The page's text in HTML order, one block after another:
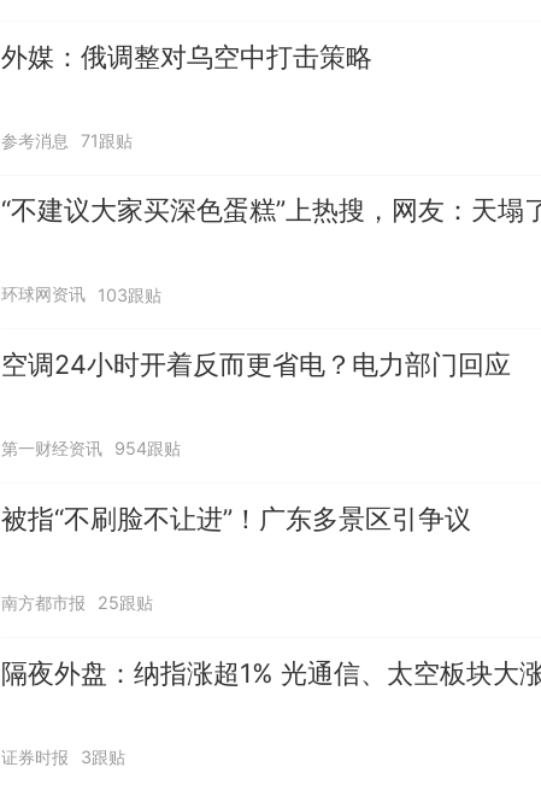
外媒：俄调整对乌空中打击策略
参考消息 71跟贴
“不建议大家买深色蛋糕”上热搜，网友：天塌
环球网资讯 103跟贴
空调24小时开着反而更省电？电力部门回应
第一财经资讯 954跟贴
被指“不刷脸不让进”！广东多景区引争议
南方都市报 25跟贴
隔夜外盘：纳指涨超1% 光通信、太空板块大
证券时报 3跟贴